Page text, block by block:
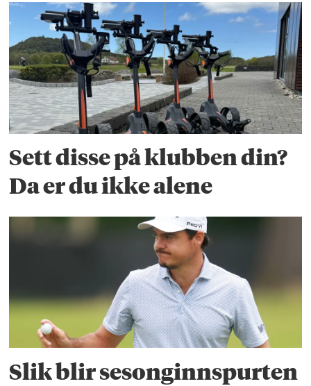
Sett disse på klubben din?
Da er du ikke alene
Slik blir sesonginnspurten